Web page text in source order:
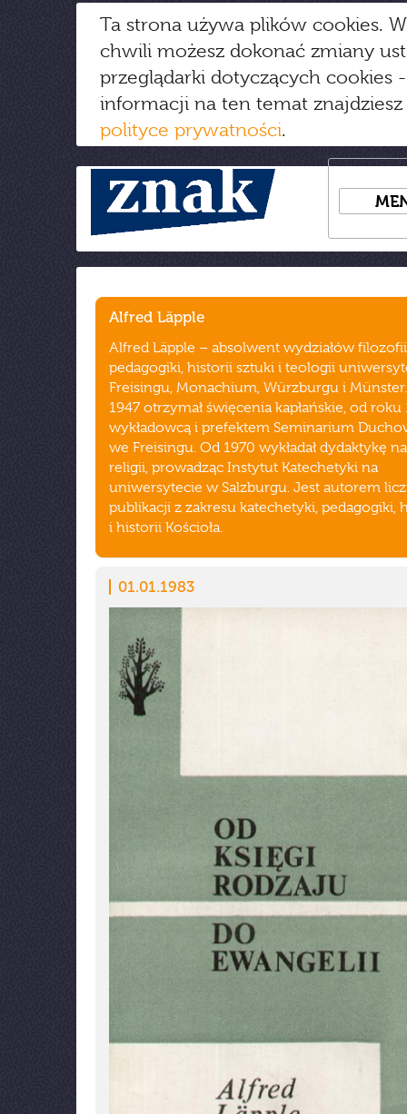
Ta strona używa plików cookies.
chwili możesz dokonać zmiany
przeglądarki dotyczących cookies
informacji na ten temat
polityce prywatności.
Alfred Läpple
Alfred Läpple – absolwent wydziałów
pedagogiki, historii sztuki i teologii
Freisingu, Monachium, Würzburgu i
1947 otrzymał święcenia kapłańskie, od roku
wykładowcą i prefektem Seminarium
we Freisingu. Od 1970 wykładał dydaktykę
religii, prowadząc Instytut Katechetyki na
uniwersytecie w Salzburgu. Jest autorem
publikacji z zakresu katechetyki, pedagogiki,
i historii Kościoła.
01.01.1983